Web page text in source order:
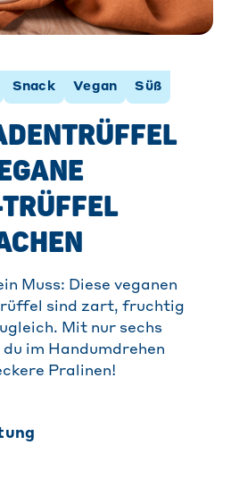
Snack Vegan Süß
Muss: Diese veganen
sind zart, fruchtig
Mit nur sechs
im Handumdrehen
Pralinen!